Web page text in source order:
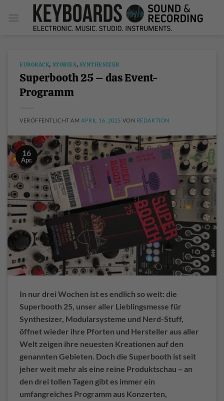
Inhalt
EURORACK, STORIES, SYNTHESIZER
Superbooth 25 – das Event-
Programm
VERÖFFENTLICHT AM APRIL 16, 2025 VON REDAKTION
16
Apr.
In nur drei Wochen ist es endlich so weit: die
Superbooth 25, unser aller Lieblingsmesse für
Synthesizer, Modularsysteme und Nerd-Stuff,
öffnet wieder ihre Pforten und Hersteller aus aller
Welt zeigen ihre neuesten Kreationen auf den
genannten Gebieten. Doch die Superbooth ist seit
jeher weit mehr als eine reine Produktschau – an
den drei tollen Tagen gibt es immer ein
umfangreiches Programm aus Konzerten,